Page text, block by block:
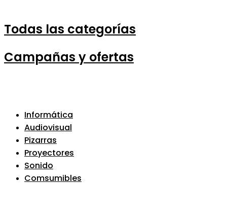
Todas las categorías
Campañas y ofertas
Informática
Audiovisual
Pizarras
Proyectores
Sonido
Comsumibles